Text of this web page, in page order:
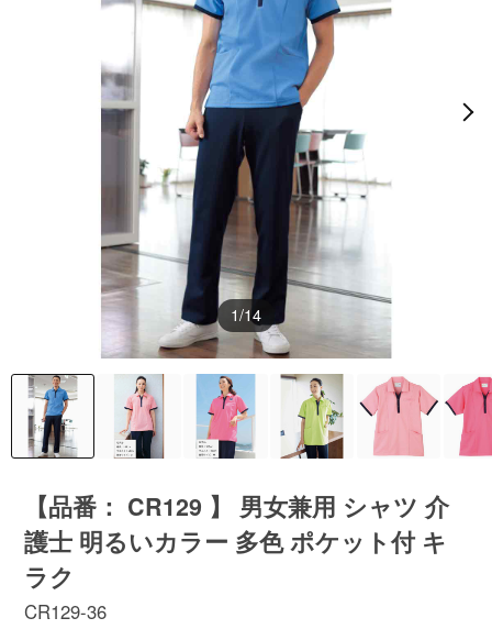
1/14
【品番： CR129 】 男女兼用 シャツ 介
護士 明るいカラー 多色 ポケット付 キ
ラク
CR129-36